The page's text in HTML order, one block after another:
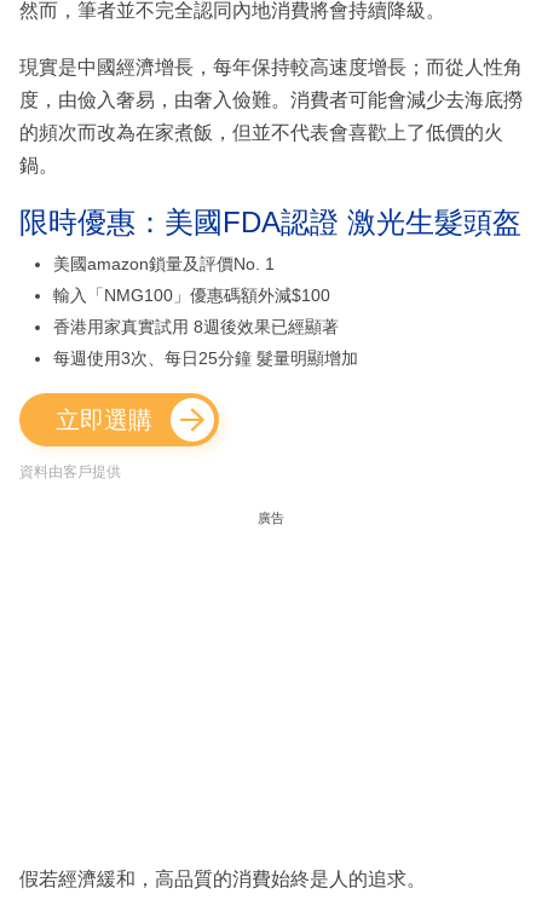
然而，筆者並不完全認同內地消費將會持續降級。
現實是中國經濟增長，每年保持較高速度增長；而從人性角
度，由儉入奢易，由奢入儉難。消費者可能會減少去海底撈
的頻次而改為在家煮飯，但並不代表會喜歡上了低價的火
鍋。
限時優惠：美國FDA認證 激光生髮頭盔
美國amazon鎖量及評價No. 1
輸入「NMG100」優惠碼額外減$100
香港用家真實試用 8週後效果已經顯著
每週使用3次、每日25分鐘 髮量明顯增加
立即選購
資料由客戶提供
廣告
假若經濟緩和，高品質的消費始終是人的追求。